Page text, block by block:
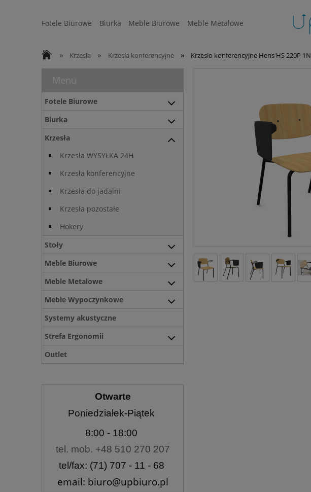
Fotele Biurowe Biurka Meble Biurowe Meble Metalowe
» Krzesła » Krzesła konferencyjne » Krzesło konferencyjne Hens HS 220P 1N
Menu
Fotele Biurowe
Biurka
Krzesła
Krzesła WYSYŁKA 24H
Krzesła konferencyjne
Krzesła do jadalni
Krzesła pozostałe
Hokery
Stoły
Meble Biurowe
Meble Metalowe
Meble Wypoczynkowe
Systemy akustyczne
Strefa Ergonomii
Outlet
Otwarte
Poniedziałek-Piątek
8:00 - 18:00
tel. mob. +48 510 270 207
tel/fax: (71) 707 - 11 - 68
email: biuro@upbiuro.pl